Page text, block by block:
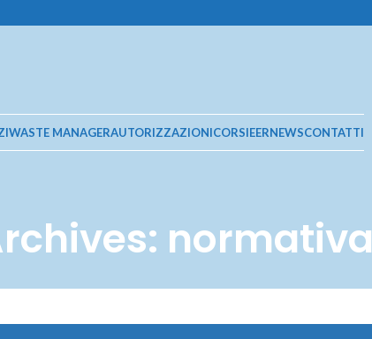
WASTE MANAGERAUTORIZZAZIONICORSIEERNEWSCONTATTI
normativa